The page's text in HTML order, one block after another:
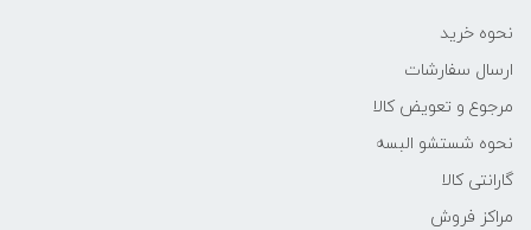
نحوه خرید
ارسال سفارشات
مرجوع و تعویض کالا
نحوه شستشو البسه
گارانتی کالا
مراکز فروش